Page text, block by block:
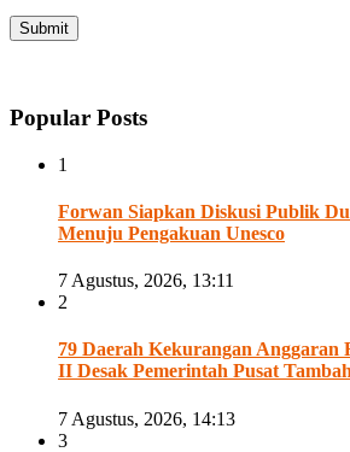
Popular Posts
1
Forwan Siapkan Diskusi Publik
Menuju Pengakuan Unesco
7 Agustus, 2026, 13:11
2
79 Daerah Kekurangan Anggaran
II Desak Pemerintah Pusat
7 Agustus, 2026, 14:13
3